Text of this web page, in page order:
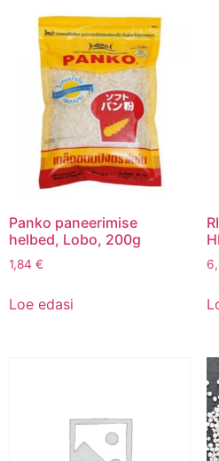
Panko paneerimise
helbed, Lobo, 200g
1,84 €
Loe edasi